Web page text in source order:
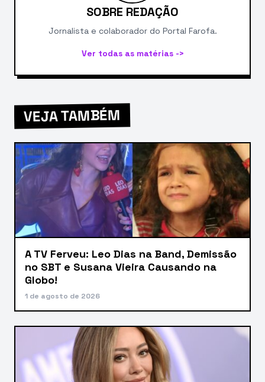
SOBRE REDAÇÃO
Jornalista e colaborador do Portal Farofa.
Ver todas as matérias ->
VEJA TAMBÉM
A TV Ferveu: Leo Dias na Band, Demissão
no SBT e Susana Vieira Causando na
Globo!
1 de agosto de 2026